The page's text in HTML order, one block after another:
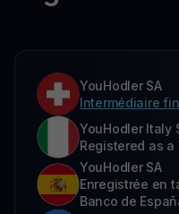
YouHodler SA
Intermédiaire
YouHodler Italy
Registered as a
YouHodler SA
Enregistrée en
Banco de